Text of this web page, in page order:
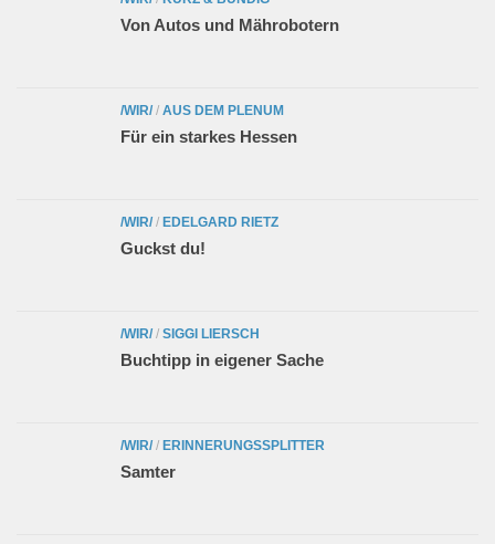
Von Autos und Mährobotern
/WIR/ / AUS DEM PLENUM
Für ein starkes Hessen
/WIR/ / EDELGARD RIETZ
Guckst du!
/WIR/ / SIGGI LIERSCH
Buchtipp in eigener Sache
/WIR/ / ERINNERUNGSSPLITTER
Samter